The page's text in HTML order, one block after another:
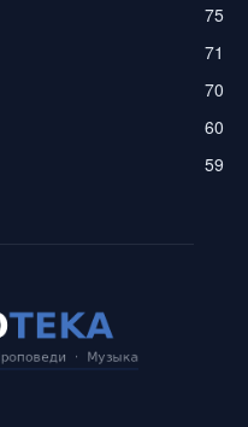
75
71
70
60
59